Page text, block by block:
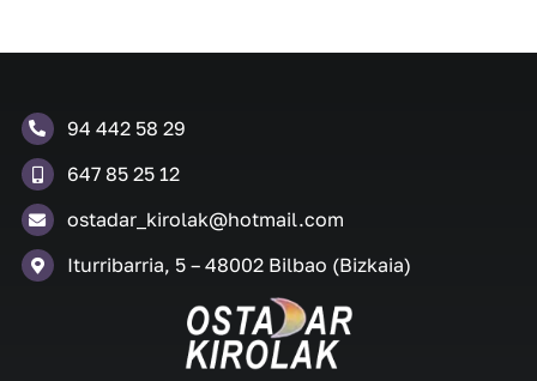
94 442 58 29
647 85 25 12
ostadar_kirolak@hotmail.com
Iturribarria, 5 – 48002 Bilbao (Bizkaia)